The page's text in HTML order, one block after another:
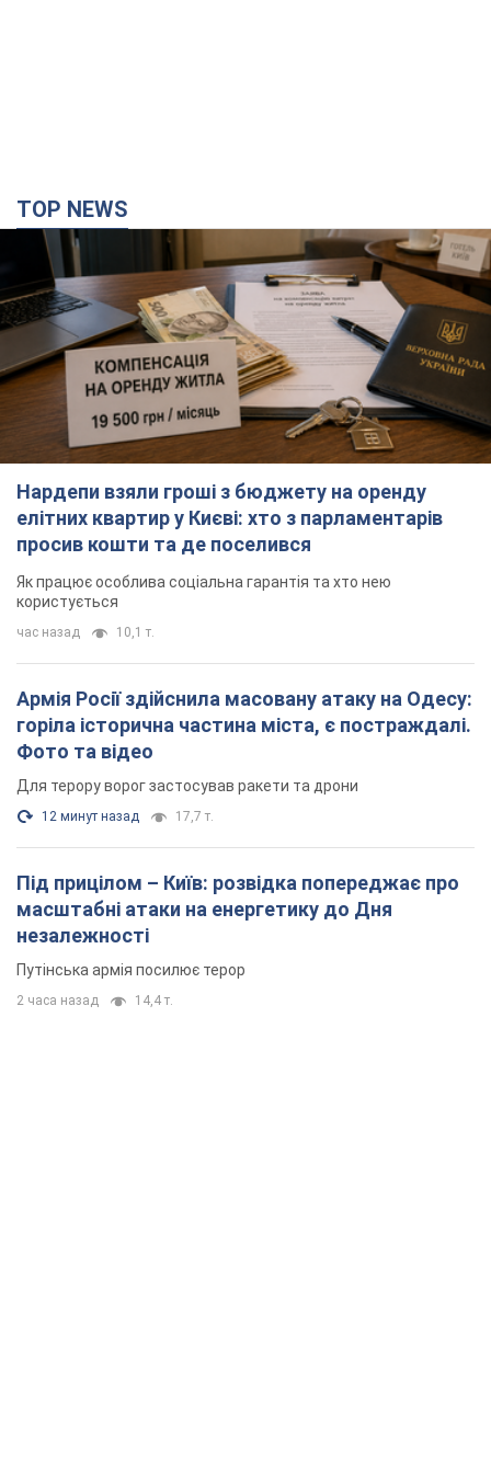
Нардепи взяли гроші з бюджету на оренду
елітних квартир у Києві: хто з парламентарів
просив кошти та де поселився
Як працює особлива соціальна гарантія та хто нею
користується
час назад 10,1 т.
Армія Росії здійснила масовану атаку на Одесу:
горіла історична частина міста, є постраждалі.
Фото та відео
Для терору ворог застосував ракети та дрони
12 минут назад 17,7 т.
Під прицілом – Київ: розвідка попереджає про
масштабні атаки на енергетику до Дня
2 часа назад